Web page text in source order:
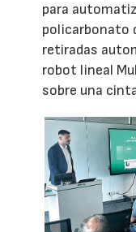
para
policarbonato
retiradas
robot lineal
sobre una